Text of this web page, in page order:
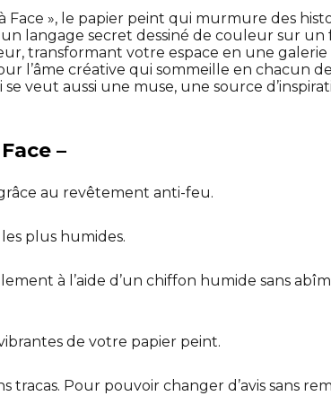
Face », le papier peint qui murmure des
langage secret dessiné de couleur sur un
transformant votre espace en une galerie
l’âme créative qui sommeille en chacun de
veut aussi une muse, une source
–
au revêtement anti-feu.
plus humides.
à l’aide d’un chiffon humide sans
de votre papier peint.
Pour pouvoir changer d’avis sans